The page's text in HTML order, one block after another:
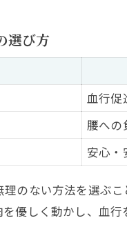
毎日
選び方
血行促
腰への
安心・
のない方法を選ぶ
優しく動かし、血